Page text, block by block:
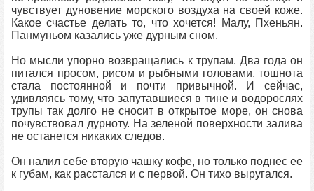
чувствует дуновение морского воздуха на своей коже.
Какое счастье делать то, что хочется! Малу, Пхеньян.
Панмуньом казались уже дурным сном.
Но мысли упорно возвращались к трупам. Два года он
питался просом, рисом и рыбными головами, тошнота
стала постоянной и почти привычной. И сейчас,
удивляясь тому, что запутавшиеся в тине и водорослях
трупы так долго не сносит в открытое море, он снова
почувствовал дурноту. На зеленой поверхности залива
не останется никаких следов.
Он налил себе вторую чашку кофе, но только поднес ее
к губам, как расстался и с первой. Он тихо выругался.